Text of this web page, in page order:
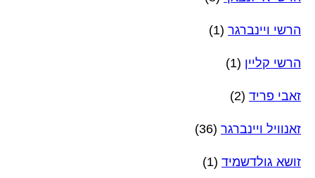
הרשי ויינברגר (1)
הרשי קליין (1)
זאבי פריד (2)
זאנוויל ויינברגר (36)
זושא גולדשמיד (1)